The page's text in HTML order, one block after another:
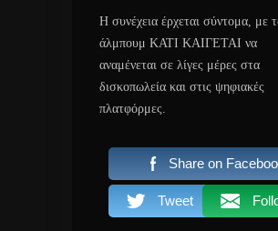
H συνέχεια έρχεται σύντομα, με
άλμπουμ ΚΑΤΙ ΚΑΙΓΕΤΑΙ να
αναμένεται σε λίγες μέρες στα
δισκοπωλεία και στις ψηφιακές
πλατφόρμες.
Share on
Tweet